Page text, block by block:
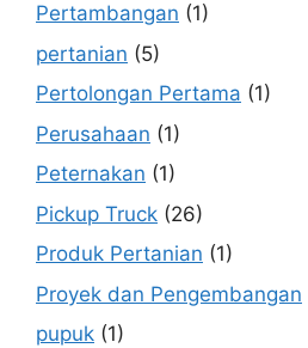
Pertambangan (1)
pertanian (5)
Pertolongan Pertama (1)
Perusahaan (1)
Peternakan (1)
Pickup Truck (26)
Produk Pertanian (1)
Proyek dan Pengembangan
pupuk (1)